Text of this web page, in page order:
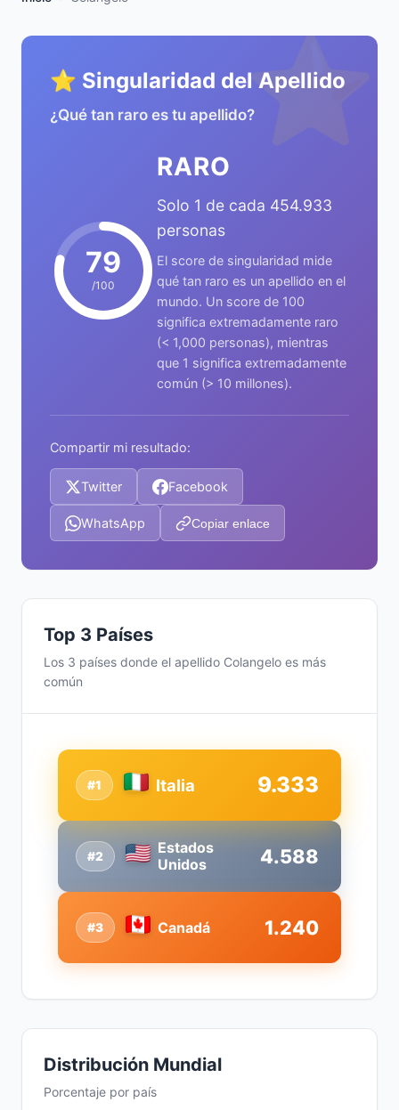
⭐
⭐ Singularidad del Apellido
¿Qué tan raro es tu apellido?
79
/100
RARO
Solo 1 de cada 454.933
personas
El score de singularidad mide
qué tan raro es un apellido en el
mundo. Un score de 100
significa extremadamente raro
(< 1,000 personas), mientras
que 1 significa extremadamente
común (> 10 millones).
Compartir mi resultado:
Twitter Facebook
WhatsApp Copiar enlace
Top 3 Países
Los 3 países donde el apellido Colangelo es más
común
#2
Estados
Unidos
4.588
#1 Italia 9.333
#3 Canadá 1.240
Distribución Mundial
Porcentaje por país